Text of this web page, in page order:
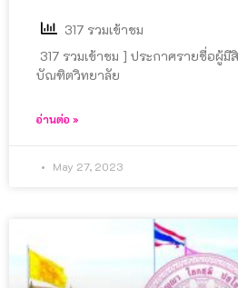
317 รวมเข้าชม
317 รวมเข้าชม ] ประกาศรายชื่อผู้
บัณฑิตวิทยาลัย
อ่านต่อ »
May 27, 2023